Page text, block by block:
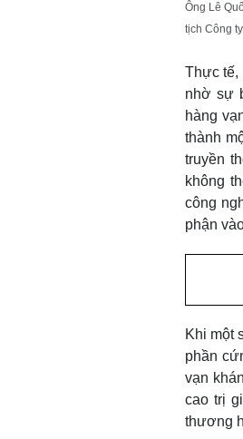
Ông Lê
tịch Công
Thực tế,
nhờ sự
hàng
thành
truyền
không
công
phận
Khi một
phần
vạn
cao trị
thương